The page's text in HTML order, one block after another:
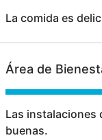
La comida es
Área de
Las instalaciones
buenas.